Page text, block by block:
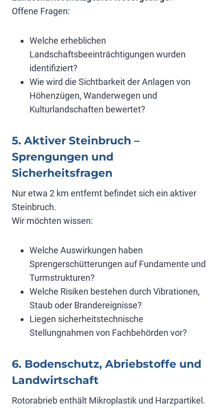
Offene Fragen:
Welche erheblichen
Landschaftsbeeinträchtigungen wurden
identifiziert?
Wie wird die Sichtbarkeit der Anlagen von
Höhenzügen, Wanderwegen und
Kulturlandschaften bewertet?
5. Aktiver Steinbruch –
Sprengungen und
Sicherheitsfragen
Nur etwa 2 km entfernt befindet sich ein aktiver
Steinbruch.
Wir möchten wissen:
Welche Auswirkungen haben
Sprengerschütterungen auf Fundamente und
Turmstrukturen?
Welche Risiken bestehen durch Vibrationen,
Staub oder Brandereignisse?
Liegen sicherheitstechnische
Stellungnahmen von Fachbehörden vor?
6. Bodenschutz, Abriebstoffe und
Landwirtschaft
Rotorabrieb enthält Mikroplastik und Harzpartikel.